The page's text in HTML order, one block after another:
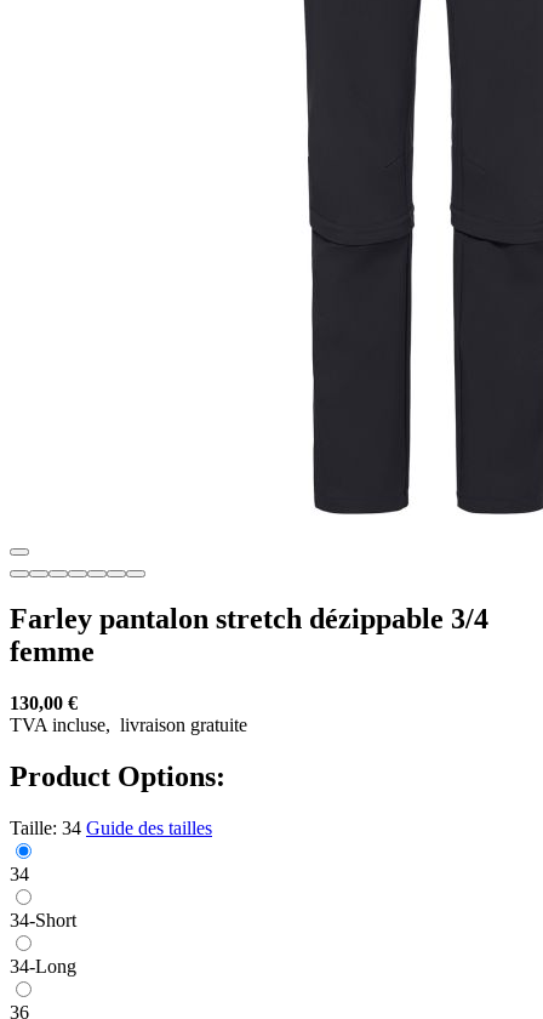
Farley pantalon stretch dézippable 3/4
femme
130,00 €
TVA incluse, livraison gratuite
Product Options:
Taille: 34 Guide des tailles
34
34-Short
34-Long
36